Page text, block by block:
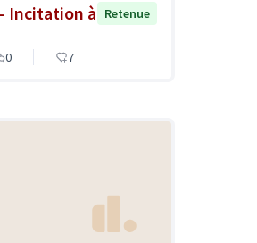
Incitation à
Retenue
0 7